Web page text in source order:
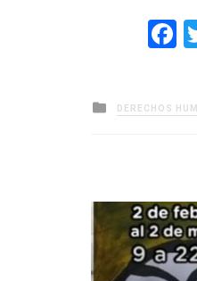
Posted
in
DERECHOS